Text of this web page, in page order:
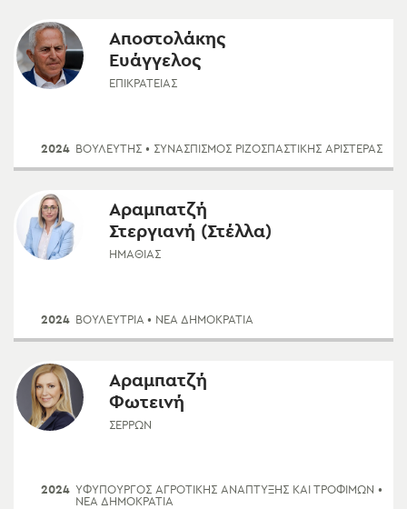
Αποστολάκης
Ευάγγελος
ΕΠΙΚΡΑΤΕΊΑΣ
2024 ΒΟΥΛΕΥΤΗΣ • ΣΥΝΑΣΠΙΣΜΌΣ ΡΙΖΟΣΠΑΣΤΙΚΉΣ ΑΡΙΣΤΕΡΆΣ
Αραμπατζή
Στεργιανή (Στέλλα)
ΗΜΑΘΊΑΣ
2024 ΒΟΥΛΕΥΤΡΙΑ • ΝΈΑ ΔΗΜΟΚΡΑΤΊΑ
Αραμπατζή
Φωτεινή
ΣΕΡΡΏΝ
2024 ΥΦΥΠΟΥΡΓΌΣ ΑΓΡΟΤΙΚΉΣ ΑΝΆΠΤΥΞΗΣ ΚΑΙ ΤΡΟΦΊΜΩΝ •
ΝΈΑ ΔΗΜΟΚΡΑΤΊΑ